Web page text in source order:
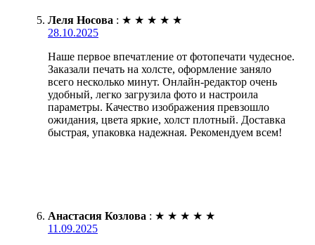
Леля Носова : ★ ★ ★ ★ ★
28.10.2025
Наше первое впечатление от фотопечати чудесное.
Заказали печать на холсте, оформление заняло
всего несколько минут. Онлайн-редактор очень
удобный, легко загрузила фото и настроила
параметры. Качество изображения превзошло
ожидания, цвета яркие, холст плотный. Доставка
быстрая, упаковка надежная. Рекомендуем всем!
Анастасия Козлова : ★ ★ ★ ★ ★
11.09.2025